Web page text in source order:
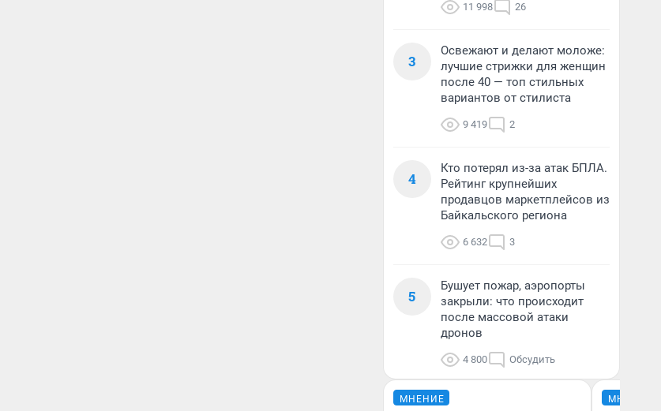
11 998 26
3
Освежают и делают моложе:
лучшие стрижки для женщин
после 40 — топ стильных
вариантов от стилиста
9 419 2
4
Кто потерял из-за атак БПЛА.
Рейтинг крупнейших
продавцов маркетплейсов из
Байкальского региона
6 632 3
5
Бушует пожар, аэропорты
закрыли: что происходит
после массовой атаки
дронов
4 800 Обсудить
МНЕНИЕ МНЕНИЕ